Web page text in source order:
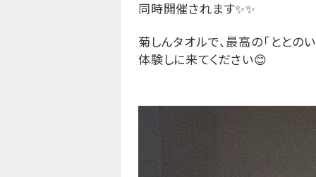
同時開催されます✨✨
菊しんタオルで、最高の「ととのい
体験しに来てください😊